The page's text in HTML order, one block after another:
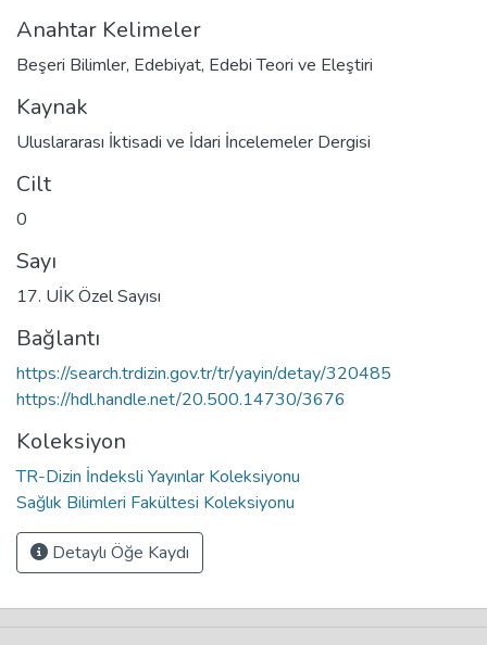
Anahtar Kelimeler
Beşeri Bilimler, Edebiyat, Edebi Teori ve Eleştiri
Kaynak
Uluslararası İktisadi ve İdari İncelemeler Dergisi
Cilt
0
Sayı
17. UİK Özel Sayısı
Bağlantı
https://search.trdizin.gov.tr/tr/yayin/detay/320485
https://hdl.handle.net/20.500.14730/3676
Koleksiyon
TR-Dizin İndeksli Yayınlar Koleksiyonu
Sağlık Bilimleri Fakültesi Koleksiyonu
Detaylı Öğe Kaydı